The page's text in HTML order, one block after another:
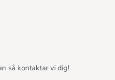
så kontaktar vi dig!